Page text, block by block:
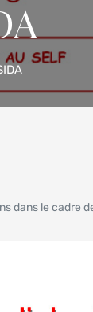
dans le cadre